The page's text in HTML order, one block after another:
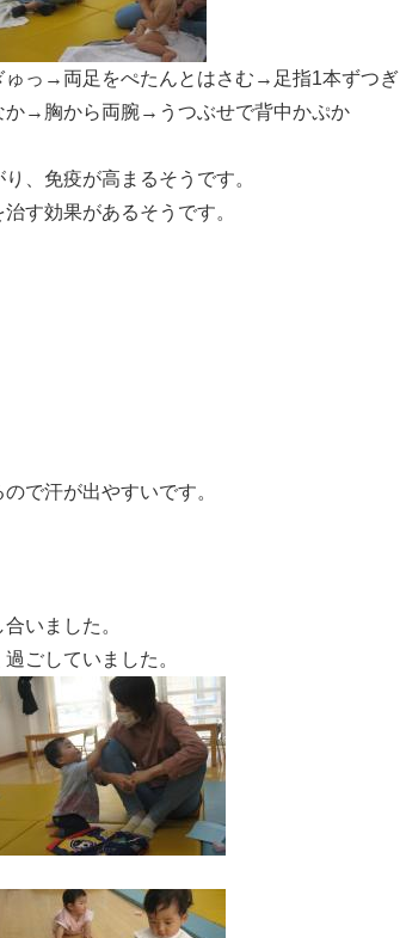
ゅっ→両足をぺたんとはさむ→足指1本ずつぎ
→胸から両腕→うつぶせで背中かぷか
、免疫が高まるそうです。
す効果があるそうです。
で汗が出やすいです。
いました。
ごしていました。